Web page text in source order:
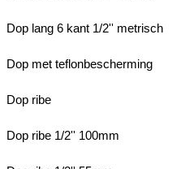
Dop lang 6 kant 1/2'' metrisch
Dop met teflonbescherming
Dop ribe
Dop ribe 1/2'' 100mm